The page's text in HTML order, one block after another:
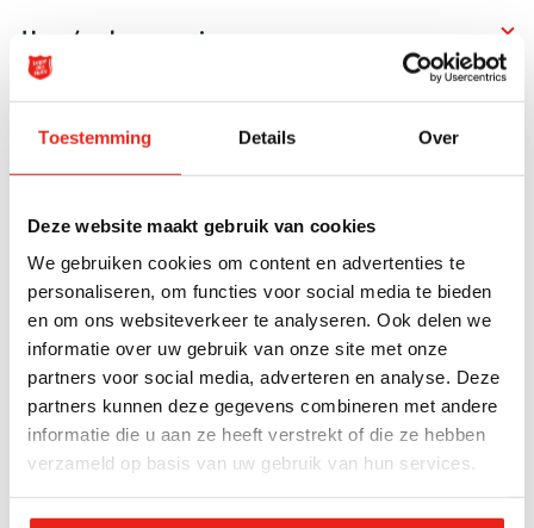
Toestemming Details Over
Deze website maakt gebruik van cookies
We gebruiken cookies om content en advertenties te
personaliseren, om functies voor social media te bieden
en om ons websiteverkeer te analyseren. Ook delen we
informatie over uw gebruik van onze site met onze
partners voor social media, adverteren en analyse. Deze
partners kunnen deze gegevens combineren met andere
informatie die u aan ze heeft verstrekt of die ze hebben
verzameld op basis van uw gebruik van hun services.
Huur/verhuur woningen
Communicatievragen, Pers & Media
Sponsoring, giften, Social Return on Investment
Heb je een dringende hulpvraag?
Heb je buiten kantoortijden een dringende
hulpvraag?
■ Neem rechtstreeks contact op met één van onze
zorglocaties:Alle adressen (legerdesheils.nl)
Heb je een andere / algemene vraag?